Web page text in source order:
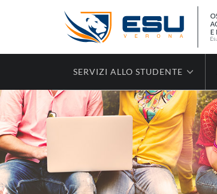
SERVIZI ALLO STUDENTE